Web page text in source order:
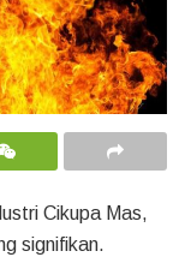
Cikupa Mas,
signifikan.